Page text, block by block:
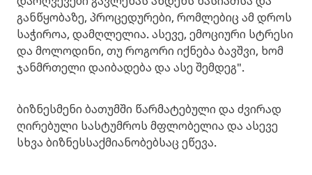
განწყობაზე, პროცედურები, რომლებიც ამ დროს
საჭიროა, დამღლელია. ასევე, ემოციური სტრესი
და მოლოდინი, თუ როგორი იქნება ბავშვი, ხომ
ჯანმრთელი დაიბადება და ასე შემდეგ".
ბიზნესმენი ბათუმში წარმატებული და ძვირად
ღირებული სასტუმროს მფლობელია და ასევე
სხვა ბიზნესსაქმიანობებსაც ეწევა.